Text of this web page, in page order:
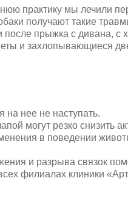
практику мы лечили
получают такие
прыжка с дивана, с
и захлопывающиеся
на нее не наступать.
могут резко снизить
в поведении
и разрыва связок
филиалах клиники